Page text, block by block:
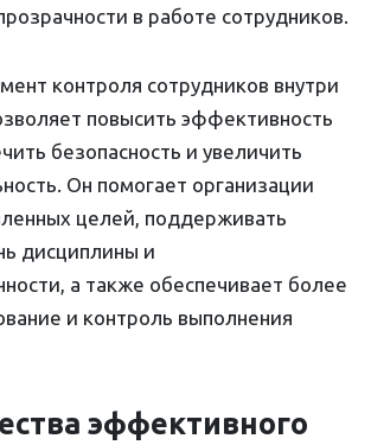
в работе сотрудников.
контроля сотрудников внутри
повысить эффективность
безопасность и увеличить
Он помогает организации
целей, поддерживать
дисциплины и
а также обеспечивает более
и контроль выполнения
эффективного